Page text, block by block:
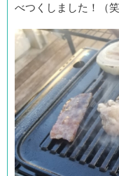
べつくしました！（笑